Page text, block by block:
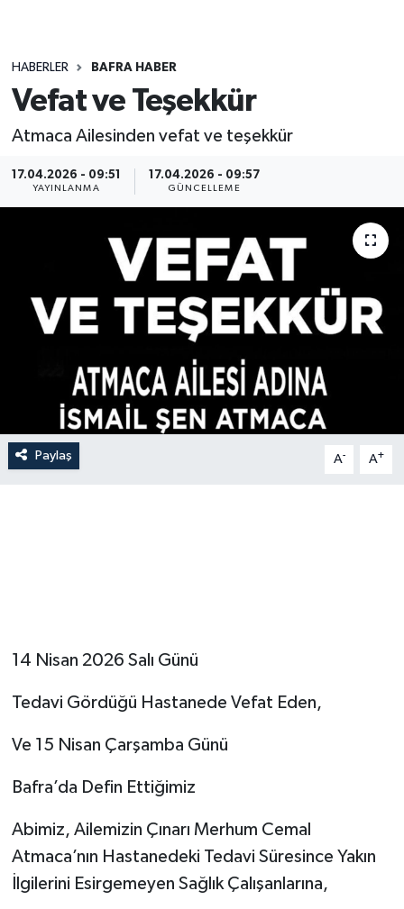
HABERLER BAFRA HABER
Vefat ve Teşekkür
Atmaca Ailesinden vefat ve teşekkür
17.04.2026 - 09:51
YAYINLANMA
17.04.2026 - 09:57
GÜNCELLEME
Paylaş A- A+
14 Nisan 2026 Salı Günü
Tedavi Gördüğü Hastanede Vefat Eden,
Ve 15 Nisan Çarşamba Günü
Bafra’da Defin Ettiğimiz
Abimiz, Ailemizin Çınarı Merhum Cemal
Atmaca’nın Hastanedeki Tedavi Süresince Yakın
İlgilerini Esirgemeyen Sağlık Çalışanlarına,